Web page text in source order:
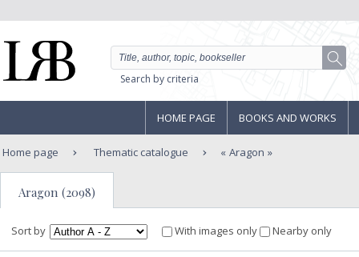
Search by criteria
HOME PAGE BOOKS AND WORKS
Home page Thematic catalogue Aragon
Aragon (2098)
Sort by With images only Nearby only